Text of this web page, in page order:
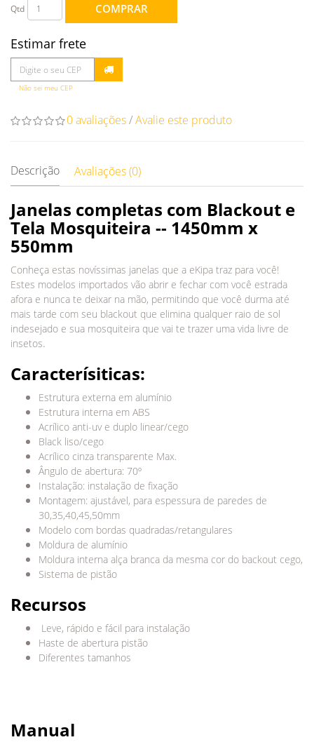
Qtd COMPRAR
Estimar frete
Não sei meu CEP
0 avaliações/Avalie este produto
Descrição Avaliações (0)
Janelas completas com Blackout e
Tela Mosquiteira -- 1450mm x
550mm
Conheça estas novíssimas janelas que a eKipa traz para você!
Estes modelos importados vão abrir e fechar com você estrada
afora e nunca te deixar na mão, permitindo que você durma até
mais tarde com seu blackout que elimina qualquer raio de sol
indesejado e sua mosquiteira que vai te trazer uma vida livre de
insetos.
Caracterísiticas:
Estrutura externa em alumínio
Estrutura interna em ABS
Acrílico anti-uv e duplo linear/cego
Black liso/cego
Acrílico cinza transparente Max.
Ângulo de abertura: 70º
Instalação: instalação de fixação
Montagem: ajustável, para espessura de paredes de
30,35,40,45,50mm
Modelo com bordas quadradas/retangulares
Moldura de alumínio
Moldura interna alça branca da mesma cor do backout cego,
Sistema de pistão
Recursos
Leve, rápido e fácil para instalação
Haste de abertura pistão
Diferentes tamanhos
Manual